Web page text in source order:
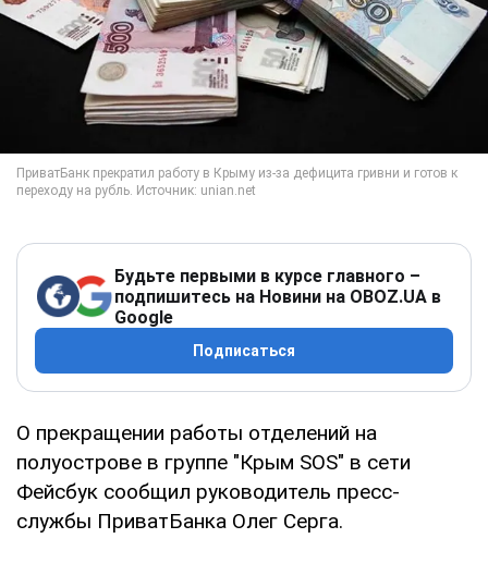
Будьте первыми в курсе главного –
подпишитесь на Новини на OBOZ.UA в
Google
Подписаться
О прекращении работы отделений на
полуострове в группе "Крым SOS" в сети
Фейсбук сообщил руководитель пресс-
службы ПриватБанка Олег Серга.